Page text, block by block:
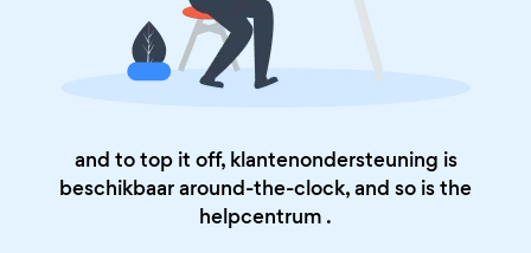
and to top it off, klantenondersteuning is
beschikbaar around-the-clock, and so is the
helpcentrum .